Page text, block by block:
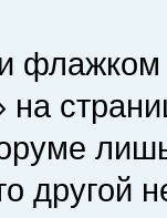
флажком
другой